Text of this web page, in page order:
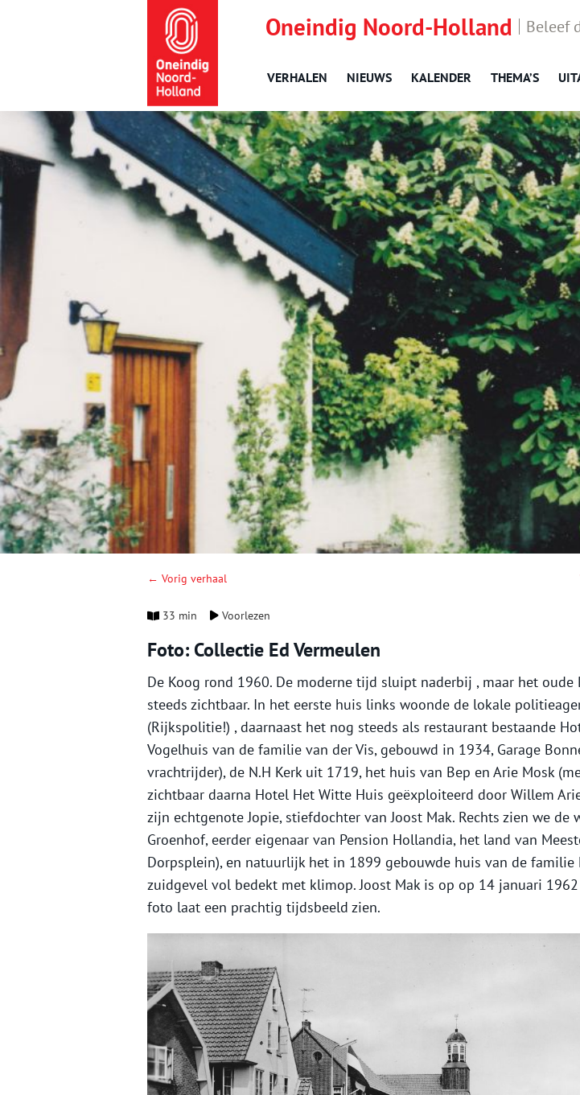
Oneindig Noord-Holland Beleef
VERHALEN NIEUWS KALENDER THEMA’S
← Vorig verhaal
33 min Voorlezen
Foto: Collectie Ed Vermeulen
De Koog rond 1960. De moderne tijd sluipt naderbij , maar het oude
steeds zichtbaar. In het eerste huis links woonde de lokale
(Rijkspolitie!) , daarnaast het nog steeds als restaurant bestaande
Vogelhuis van de familie van der Vis, gebouwd in 1934, Garage
vrachtrijder), de N.H Kerk uit 1719, het huis van Bep en Arie Mosk
zichtbaar daarna Hotel Het Witte Huis geëxploiteerd door Willem Arie
zijn echtgenote Jopie, stiefdochter van Joost Mak. Rechts zien we de
Groenhof, eerder eigenaar van Pension Hollandia, het land van
Dorpsplein), en natuurlijk het in 1899 gebouwde huis van de familie
zuidgevel vol bedekt met klimop. Joost Mak is op op 14 januari
foto laat een prachtig tijdsbeeld zien.